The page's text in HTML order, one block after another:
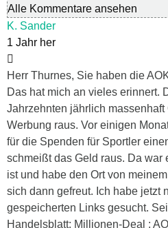
Alle Kommentare ansehen
K. Sander
1 Jahr her
Herr Thurnes, Sie haben die
Das hat mich an vieles erinnert.
Jahrzehnten jährlich massenhaft
Werbung raus. Vor einigen
für die Spenden für Sportler
schmeißt das Geld raus. Da war
ist und habe den Ort von
sich dann gefreut. Ich habe jetzt
gespeicherten Links gesucht.
Handelsblatt: Millionen-Deal :